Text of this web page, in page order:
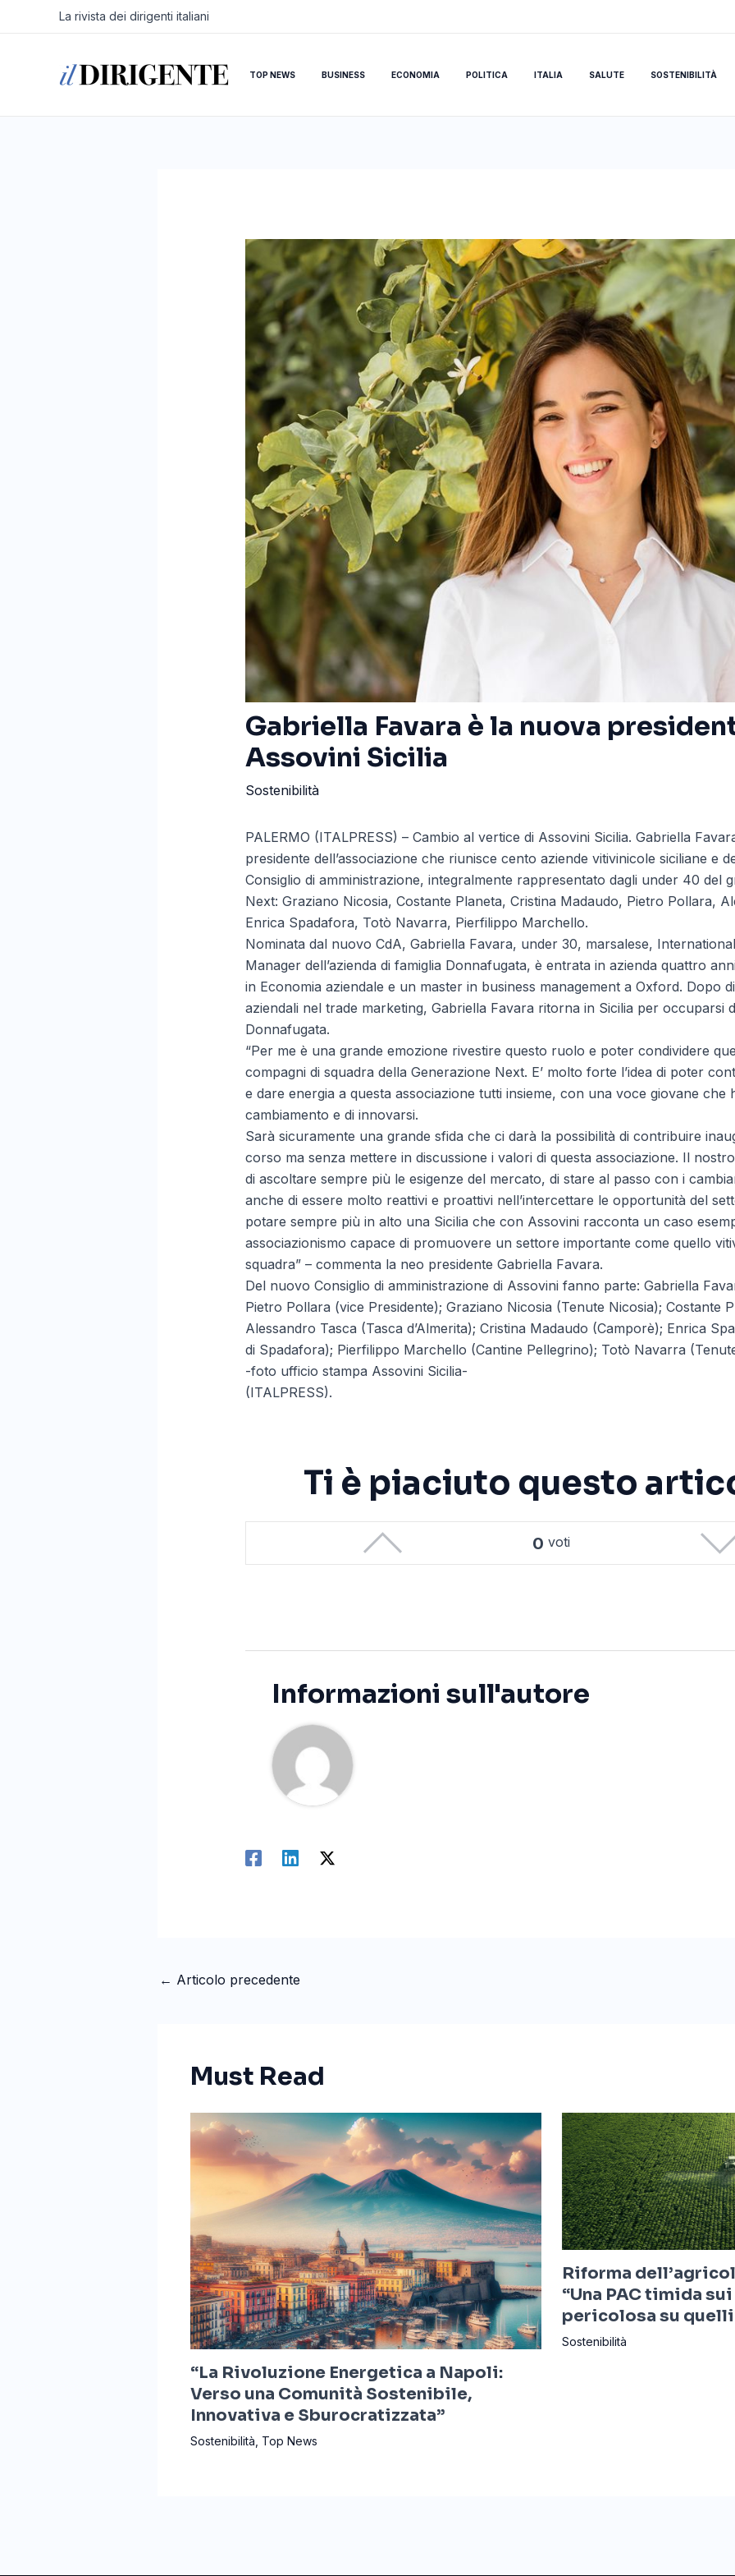
La rivista dei dirigenti italiani
TOP NEWS BUSINESS ECONOMIA POLITICA ITALIA SALUTE SOSTENIBILITÀ
Gabriella Favara è la nuova
Assovini Sicilia
Sostenibilità
PALERMO (ITALPRESS) – Cambio al vertice di Assovini Sicilia. Gabriella
presidente dell’associazione che riunisce cento aziende vitivinicole siciliane e
Consiglio di amministrazione, integralmente rappresentato dagli under 40 del
Next: Graziano Nicosia, Costante Planeta, Cristina Madaudo, Pietro Pollara,
Enrica Spadafora, Totò Navarra, Pierfilippo Marchello.
Nominata dal nuovo CdA, Gabriella Favara, under 30, marsalese,
Manager dell’azienda di famiglia Donnafugata, è entrata in azienda quattro
in Economia aziendale e un master in business management a Oxford. Dopo
aziendali nel trade marketing, Gabriella Favara ritorna in Sicilia per occuparsi
Donnafugata.
“Per me è una grande emozione rivestire questo ruolo e poter condividere
compagni di squadra della Generazione Next. E’ molto forte l’idea di poter
e dare energia a questa associazione tutti insieme, con una voce giovane che
cambiamento e di innovarsi.
Sarà sicuramente una grande sfida che ci darà la possibilità di contribuire
corso ma senza mettere in discussione i valori di questa associazione. Il
di ascoltare sempre più le esigenze del mercato, di stare al passo con i
anche di essere molto reattivi e proattivi nell’intercettare le opportunità del
potare sempre più in alto una Sicilia che con Assovini racconta un caso
associazionismo capace di promuovere un settore importante come quello
squadra” – commenta la neo presidente Gabriella Favara.
Del nuovo Consiglio di amministrazione di Assovini fanno parte: Gabriella
Pietro Pollara (vice Presidente); Graziano Nicosia (Tenute Nicosia); Costante
Alessandro Tasca (Tasca d’Almerita); Cristina Madaudo (Camporè); Enrica
di Spadafora); Pierfilippo Marchello (Cantine Pellegrino); Totò Navarra
-foto ufficio stampa Assovini Sicilia-
(ITALPRESS).
Ti è piaciuto questo
0 voti
Informazioni sull'autore
Navigazione
← Articolo precedente
Must Read
“La Rivoluzione Energetica a Napoli:
Verso una Comunità Sostenibile,
Innovativa e Sburocratizzata”
Sostenibilità Top News
Riforma
“Una PAC timida
pericolosa su
Sostenibilità